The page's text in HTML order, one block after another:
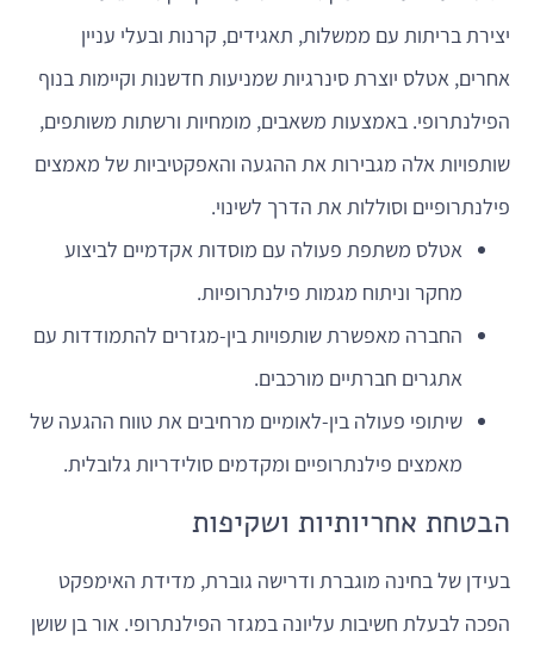
יצירת בריתות עם ממשלות, תאגידים, קרנות ובעלי עניין
אחרים, אטלס יוצרת סינרגיות שמניעות חדשנות וקיימות בנוף
הפילנתרופי. באמצעות משאבים, מומחיות ורשתות משותפים,
שותפויות אלה מגבירות את ההגעה והאפקטיביות של מאמצים
פילנתרופיים וסוללות את הדרך לשינוי.
אטלס משתפת פעולה עם מוסדות אקדמיים לביצוע
מחקר וניתוח מגמות פילנתרופיות.
החברה מאפשרת שותפויות בין-מגזרים להתמודדות עם
אתגרים חברתיים מורכבים.
שיתופי פעולה בין-לאומיים מרחיבים את טווח ההגעה של
מאמצים פילנתרופיים ומקדמים סולידריות גלובלית.
הבטחת אחריותיות ושקיפות
בעידן של בחינה מוגברת ודרישה גוברת, מדידת האימפקט
הפכה לבעלת חשיבות עליונה במגזר הפילנתרופי. אור בן שושן